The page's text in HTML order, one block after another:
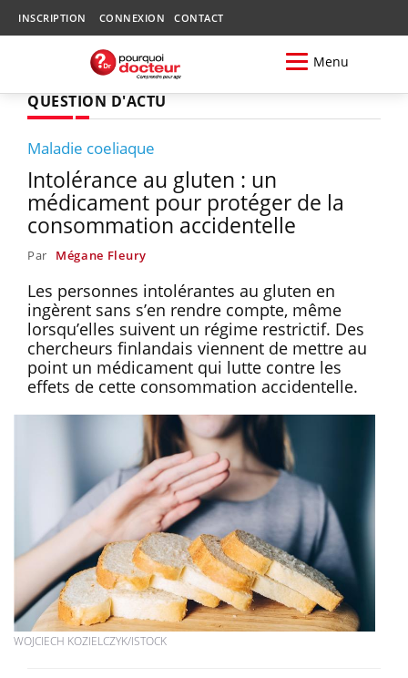
INSCRIPTION CONNEXION CONTACT
Menu
QUESTION D'ACTU
Maladie coeliaque
Intolérance au gluten : un
médicament pour protéger de la
consommation accidentelle
Par Mégane Fleury
Les personnes intolérantes au gluten en
ingèrent sans s’en rendre compte, même
lorsqu’elles suivent un régime restrictif. Des
chercheurs finlandais viennent de mettre au
point un médicament qui lutte contre les
effets de cette consommation accidentelle.
WOJCIECH KOZIELCZYK/ISTOCK